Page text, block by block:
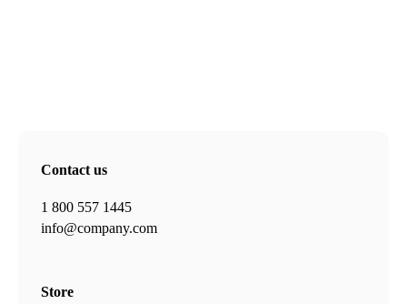
Contact us
1 800 557 1445
info@company.com
Store